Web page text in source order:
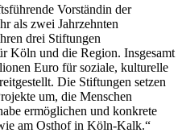
Vorständin der
als zwei Jahrzehnten
drei Stiftungen
Köln und die Region. Insgesamt
Euro für soziale, kulturelle
Die Stiftungen setzen
um, die Menschen
ermöglichen und konkrete
am Osthof in Köln-Kalk.“